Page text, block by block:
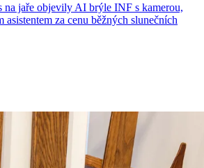
na jaře objevily AI brýle INF s kamerou,
asistentem za cenu běžných slunečních